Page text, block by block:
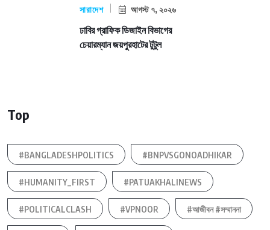
সারাদেশ আগস্ট ৭, ২০২৬
ঢাবির গ্রাফিক ডিজাইন বিভাগের
চেয়ারম্যান জয়পুরহাটের টুটুল
Top
#BANGLADESHPOLITICS #BNPVSGONOADHIKAR
#HUMANITY_FIRST #PATUAKHALINEWS
#POLITICALCLASH #VPNOOR #আজীবন #সম্মাননা